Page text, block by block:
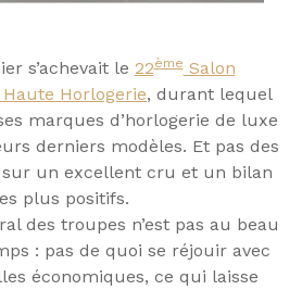
s’achevait le 22èmeSalon
Horlogerie, durant lequel
marques d’horlogerie de luxe
derniers modèles. Et pas des
sur un excellent cru et un bilan
plus positifs.
des troupes n’est pas au beau
: pas de quoi se réjouir avec
économiques, ce qui laisse